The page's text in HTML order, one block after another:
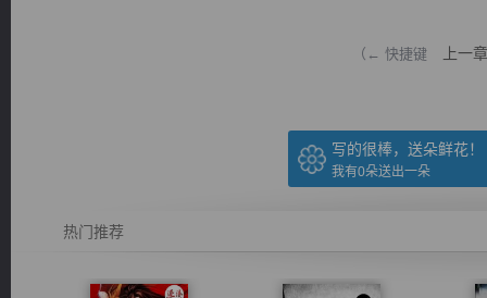
（← 快捷键 上一章
写的很棒，送朵鲜花！
我有0朵送出一朵
热门推荐